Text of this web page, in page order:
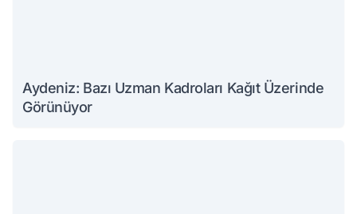
Aydeniz: Bazı Uzman Kadroları Kağıt Üzerinde
Görünüyor